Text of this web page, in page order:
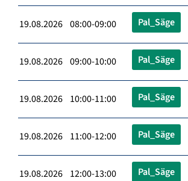
19.08.2026 08:00-09:00 Pal_Säge
19.08.2026 09:00-10:00 Pal_Säge
19.08.2026 10:00-11:00 Pal_Säge
19.08.2026 11:00-12:00 Pal_Säge
19.08.2026 12:00-13:00 Pal_Säge